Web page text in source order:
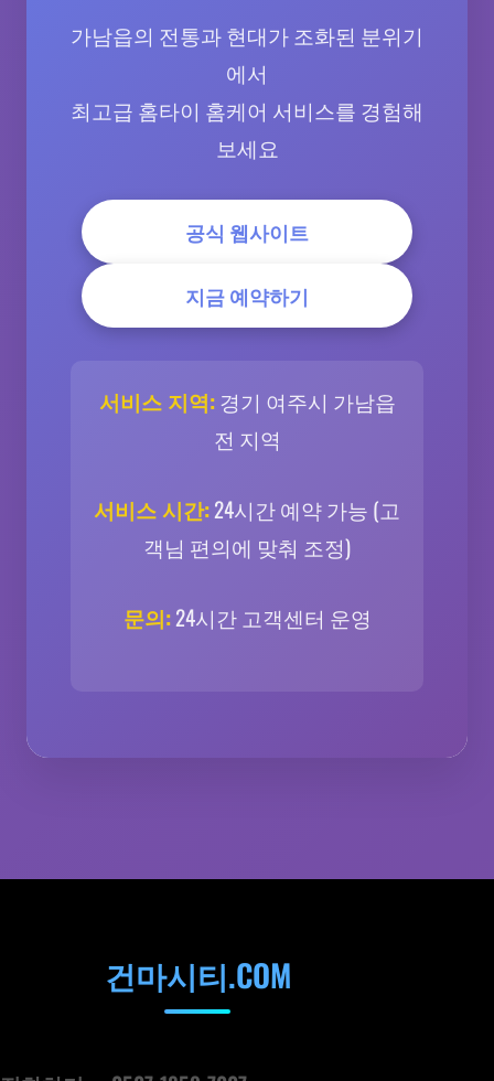
가남읍의 전통과 현대가 조화된 분위기
에서
최고급 홈타이 홈케어 서비스를 경험해
보세요
공식 웹사이트
지금 예약하기
서비스 지역:경기 여주시 가남읍
전 지역
서비스 시간:24시간 예약 가능 (고
객님 편의에 맞춰 조정)
문의:24시간 고객센터 운영
건마시티.COM